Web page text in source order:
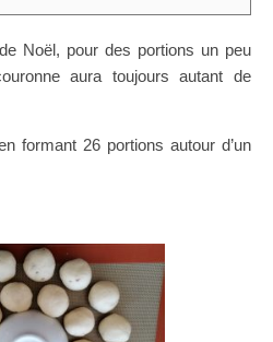
Noël, pour des portions un peu
aura toujours autant de
formant 26 portions autour d’un